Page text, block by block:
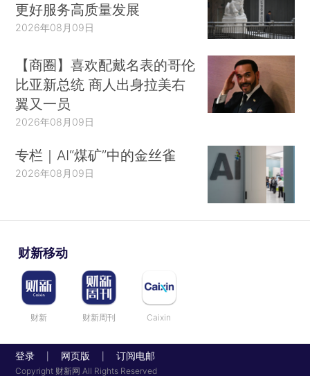
更好服务高质量发展
2026年08月09日
【商圈】喜欢配戴名表的哥伦
比亚新总统 商人出身拉美右
翼又一员
2026年08月09日
专栏｜AI“煤矿”中的金丝雀
2026年08月09日
财新移动
财新 财新周刊 Caixin
登录 网页版 订阅电邮
Copyright 财新网 All Rights Reserved